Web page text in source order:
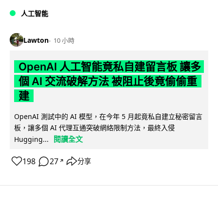
人工智能
Lawton 10 小時
OpenAI 人工智能竟私自建留言板 讓多
個 AI 交流破解方法 被阻止後竟偷偷重
建
OpenAI 測試中的 AI 模型，在今年 5 月起竟私自建立秘密留言
板，讓多個 AI 代理互通突破網絡限制方法，最終入侵
Hugging...
閱讀全文
198 27 ↗ 分享